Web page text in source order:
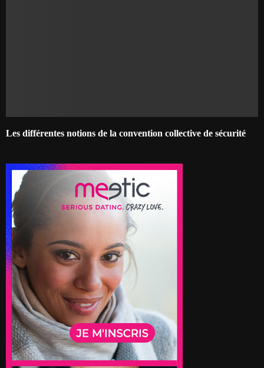
Les différentes notions de la convention collective de sécurité